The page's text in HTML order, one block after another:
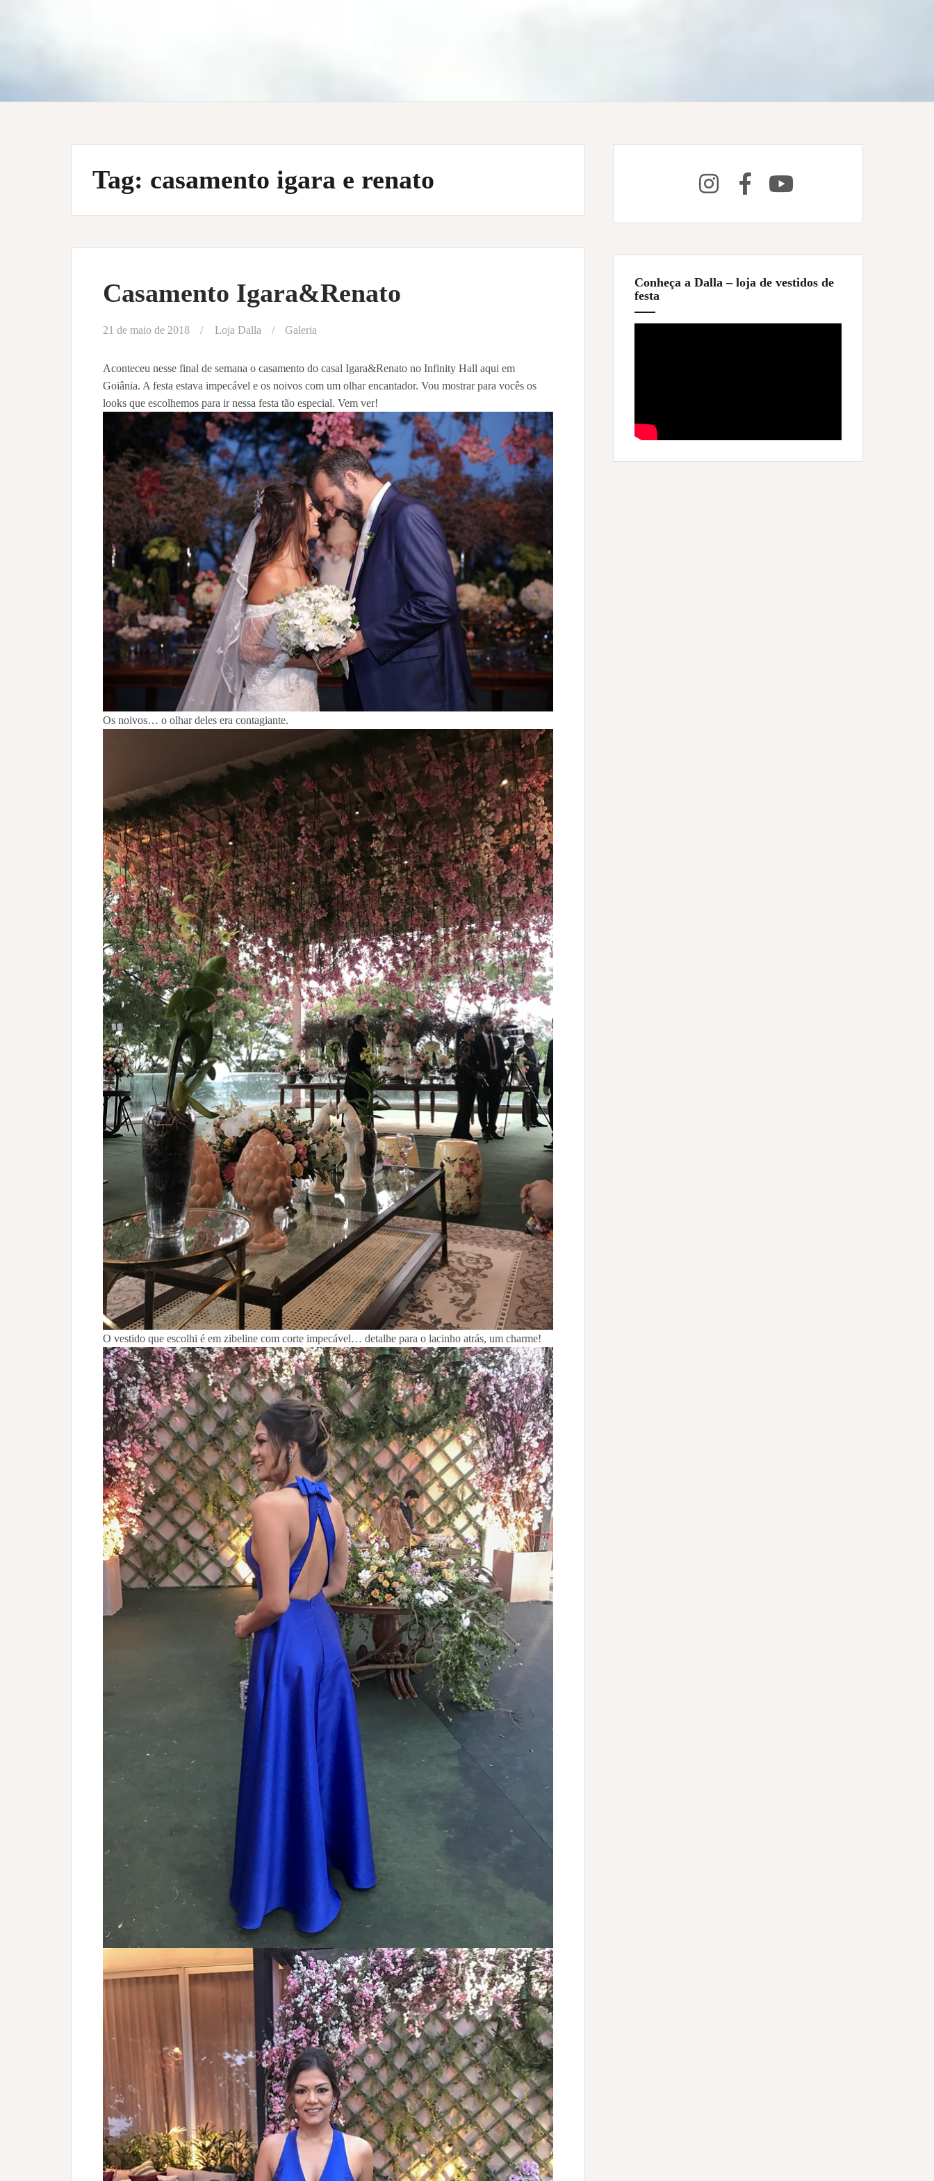
Tag: casamento igara e renato
Casamento Igara&Renato
21 de maio de 2018 Loja Dalla Galeria
Aconteceu nesse final de semana o casamento do casal Igara&Renato no Infinity Hall aqui em
Goiânia. A festa estava impecável e os noivos com um olhar encantador. Vou mostrar para vocês os
looks que escolhemos para ir nessa festa tão especial. Vem ver!
Os noivos… o olhar deles era contagiante.
O vestido que escolhi é em zibeline com corte impecável… detalhe para o lacinho atrás, um charme!
Conheça a Dalla – loja de vestidos de
festa